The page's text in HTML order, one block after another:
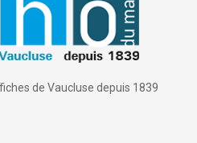
de Vaucluse depuis 1839